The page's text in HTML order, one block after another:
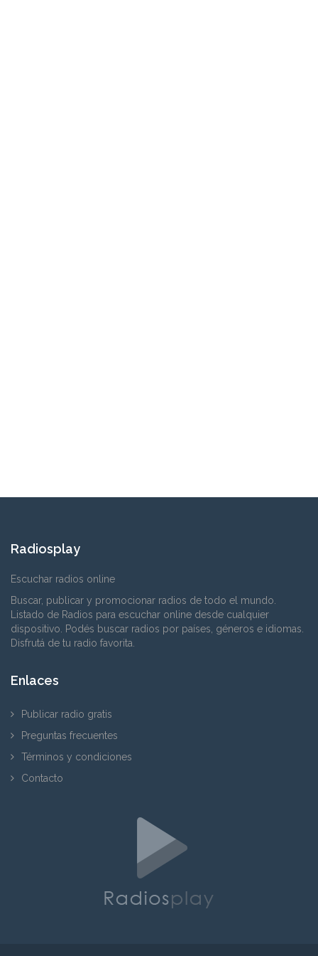
Radiosplay
Escuchar radios online
Buscar, publicar y promocionar radios de todo el mundo.
Listado de Radios para escuchar online desde cualquier
dispositivo. Podés buscar radios por países, géneros e idiomas.
Disfrutá de tu radio favorita.
Enlaces
Publicar radio gratis
Preguntas frecuentes
Términos y condiciones
Contacto